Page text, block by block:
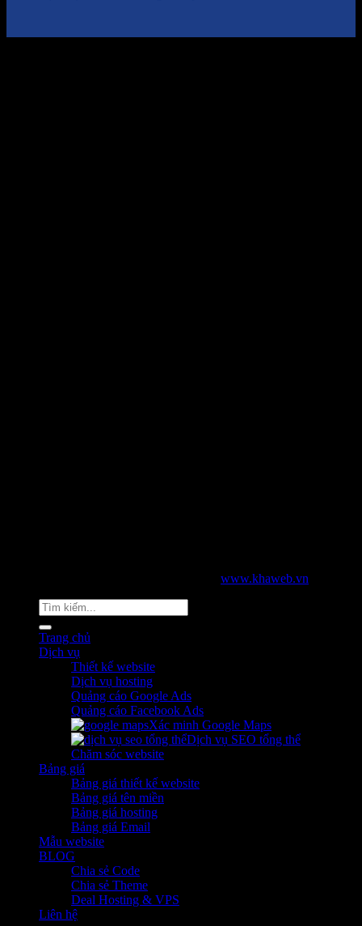
www.khaweb.vn
Tìm
kiếm:
Trang chủ
Dịch vụ
Thiết kế website
Dịch vụ hosting
Quảng cáo Google Ads
Quảng cáo Facebook Ads
Xác minh Google Maps
Dịch vụ SEO tổng thể
Chăm sóc website
Bảng giá
Bảng giá thiết kế website
Bảng giá tên miền
Bảng giá hosting
Bảng giá Email
Mẫu website
BLOG
Chia sẻ Code
Chia sẻ Theme
Deal Hosting & VPS
Liên hệ